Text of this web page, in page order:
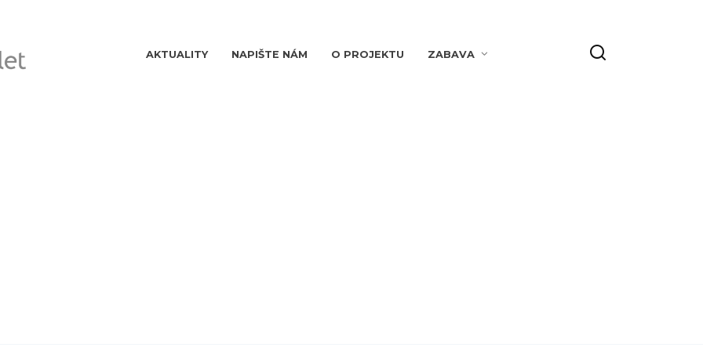
AKTUALITY NAPIŠTE NÁM O PROJEKTU ZABAVA